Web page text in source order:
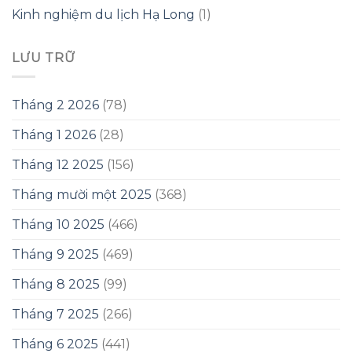
Kinh nghiệm du lịch Hạ Long (1)
LƯU TRỮ
Tháng 2 2026 (78)
Tháng 1 2026 (28)
Tháng 12 2025 (156)
Tháng mười một 2025 (368)
Tháng 10 2025 (466)
Tháng 9 2025 (469)
Tháng 8 2025 (99)
Tháng 7 2025 (266)
Tháng 6 2025 (441)